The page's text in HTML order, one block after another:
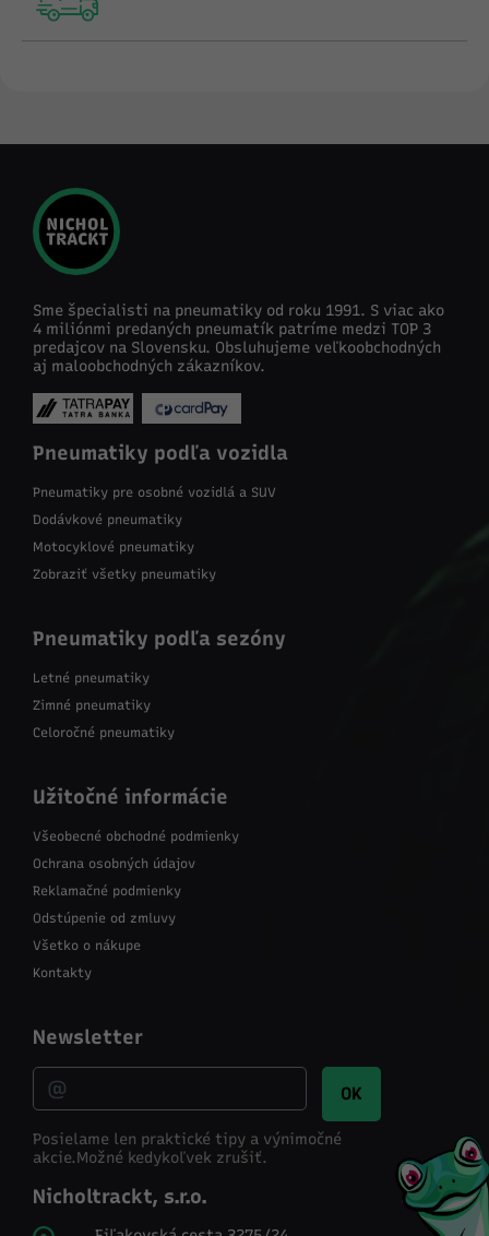
Sme špecialisti na pneumatiky od roku 1991. S viac ako
4 miliónmi predaných pneumatík patríme medzi TOP 3
predajcov na Slovensku. Obsluhujeme veľkoobchodných
aj maloobchodných zákazníkov.
Pneumatiky podľa vozidla
Pneumatiky pre osobné vozidlá a SUV
Dodávkové pneumatiky
Motocyklové pneumatiky
Zobraziť všetky pneumatiky
Pneumatiky podľa sezóny
Letné pneumatiky
Zimné pneumatiky
Celoročné pneumatiky
Užitočné informácie
Všeobecné obchodné podmienky
Ochrana osobných údajov
Reklamačné podmienky
Odstúpenie od zmluvy
Všetko o nákupe
Kontakty
Newsletter
OK
Posielame len praktické tipy a výnimočné
akcie.Možné kedykoľvek zrušiť.
Nicholtrackt, s.r.o.